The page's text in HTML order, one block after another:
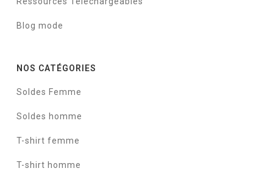
Blog mode
NOS CATÉGORIES
Soldes Femme
Soldes homme
T-shirt femme
T-shirt homme